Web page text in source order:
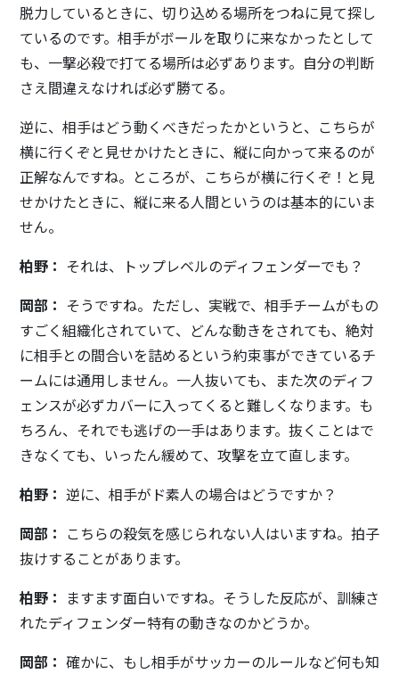
脱力しているときに、切り込める場所をつねに見て探し
ているのです。相手がボールを取りに来なかったとして
も、一撃必殺で打てる場所は必ずあります。自分の判断
さえ間違えなければ必ず勝てる。
逆に、相手はどう動くべきだったかというと、こちらが
横に行くぞと見せかけたときに、縦に向かって来るのが
正解なんですね。ところが、こちらが横に行くぞ！と見
せかけたときに、縦に来る人間というのは基本的にいま
せん。
柏野： それは、トップレベルのディフェンダーでも？
岡部： そうですね。ただし、実戦で、相手チームがもの
すごく組織化されていて、どんな動きをされても、絶対
に相手との間合いを詰めるという約束事ができているチ
ームには通用しません。一人抜いても、また次のディフ
ェンスが必ずカバーに入ってくると難しくなります。も
ちろん、それでも逃げの一手はあります。抜くことはで
きなくても、いったん緩めて、攻撃を立て直します。
柏野： 逆に、相手がド素人の場合はどうですか？
岡部： こちらの殺気を感じられない人はいますね。拍子
抜けすることがあります。
柏野： ますます面白いですね。そうした反応が、訓練さ
れたディフェンダー特有の動きなのかどうか。
岡部： 確かに、もし相手がサッカーのルールなど何も知